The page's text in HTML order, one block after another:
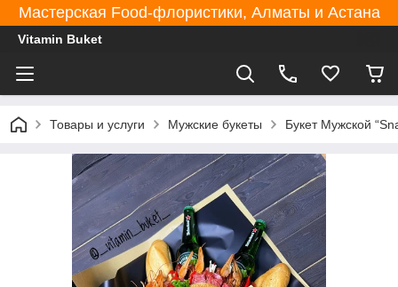
Мастерская Food-флористики, Алматы и Астана
Vitamin Buket
Товары и услуги Мужские букеты Букет Мужской